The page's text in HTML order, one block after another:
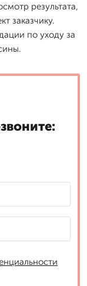
результата,
заказчику.
по уходу за